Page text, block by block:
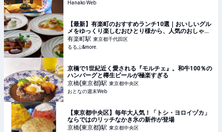
Hanako Web
【最新】有楽町のおすすめランチ10選｜おいしいグル
メをゆっくり楽しむおひとり様から、人気のおしゃれ
デートまで！｜るるぶ&more.
有楽町駅 東京都千代田区
るるぶ&more.
京橋で1世紀近く愛される『モルチェ』。和牛100％の
ハンバーグと樽生ビールが極楽すぎる
京橋(東京都)駅 東京都中央区
おとなの週末Web
【東京都中央区】毎年大人気！「トシ・ヨロイヅカ」
ならではのリッチなかき氷の新作が登場
京橋(東京都)駅 東京都中央区